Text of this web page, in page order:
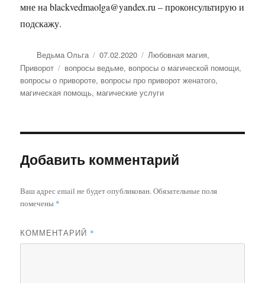
мне на blackvedmaolga@yandex.ru – проконсультирую и
подскажу.
Автор
Ведьма Ольга Опубликовано
07.02.2020 Рубрики
Любовная магия,
Приворот
Метки
вопросы ведьме, вопросы о магической помощи,
вопросы о привороте, вопросы про приворот женатого,
магическая помощь, магические услуги
Добавить комментарий
Ваш адрес email не будет опубликован.Обязательные поля
помечены *
КОММЕНТАРИЙ *